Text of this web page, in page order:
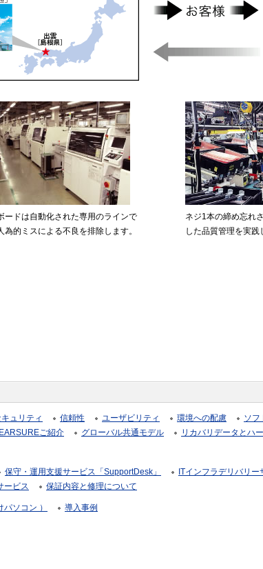
ードは自動化された専用のラインで
為的ミスによる不良を排除します。
ネジ1本の締め忘れ
した品質管理を実践
ュリティ 信頼性 ユーザビリティ 環境への配慮
ソフ
ご紹介
グローバル共通モデル
リカバリデータとハ
保守・運用支援サービス「SupportDesk」
ITインフラデリバリー
ービス
保証内容と修理について
ソコン ） 導入事例